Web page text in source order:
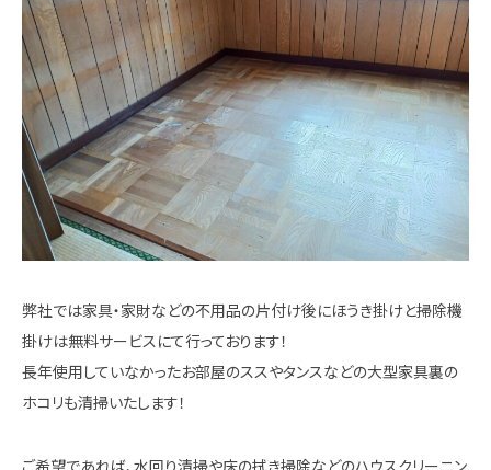
弊社では家具・家財などの不用品の片付け後にほうき掛けと掃除機
掛けは無料サービスにて行っております！
長年使用していなかったお部屋のススやタンスなどの大型家具裏の
ホコリも清掃いたします！